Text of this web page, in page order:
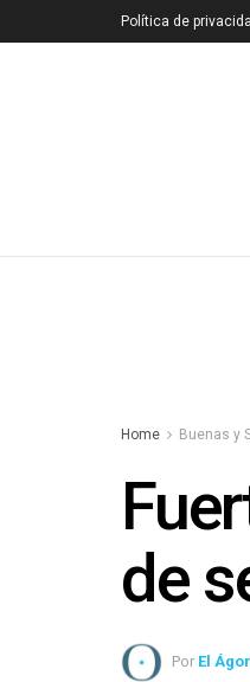
Política de
Home Buenas y
de
Por El